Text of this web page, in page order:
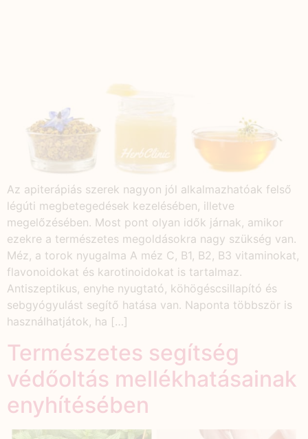
Az apiterápiás szerek nagyon jól alkalmazhatóak felső
légúti megbetegedések kezelésében, illetve
megelőzésében. Most pont olyan idők járnak, amikor
ezekre a természetes megoldásokra nagy szükség van.
Méz, a torok nyugalma A méz C, B1, B2, B3 vitaminokat,
flavonoidokat és karotinoidokat is tartalmaz.
Antiszeptikus, enyhe nyugtató, köhögéscsillapító és
sebgyógyulást segítő hatása van. Naponta többször is
használhatjátok, ha […]
Természetes segítség
védőoltás mellékhatásainak
enyhítésében